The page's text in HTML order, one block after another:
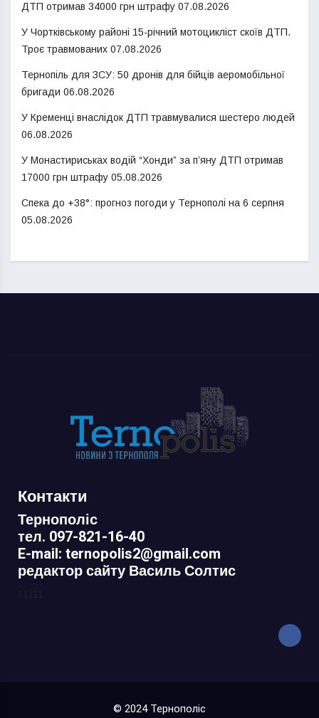
ДТП отримав 34000 грн штрафу 07.08.2026
У Чортківському районі 15-річний мотоцикліст скоїв ДТП.
Троє травмованих 07.08.2026
Тернопіль для ЗСУ: 50 дронів для бійців аеромобільної
бригади 06.08.2026
У Кременці внаслідок ДТП травмувалися шестеро людей
06.08.2026
У Монастириськах водій “Хонди” за п’яну ДТП отримав
17000 грн штрафу 05.08.2026
Спека до +38°: прогноз погоди у Тернополі на 6 серпня
05.08.2026
Контакти
Тернополіс
тел. 097-821-16-40
E-mail: ternopolis2@gmail.com
редактор сайту Василь Солтис
© 2024 Тернополіс